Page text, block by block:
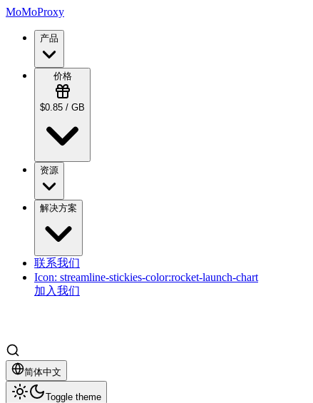
MoMoProxy
产品
价格
$0.85 / GB
资源
解决方案
联系我们
Icon: streamline-stickies-color:rocket-launch-chart
加入我们
简体中文
Toggle theme